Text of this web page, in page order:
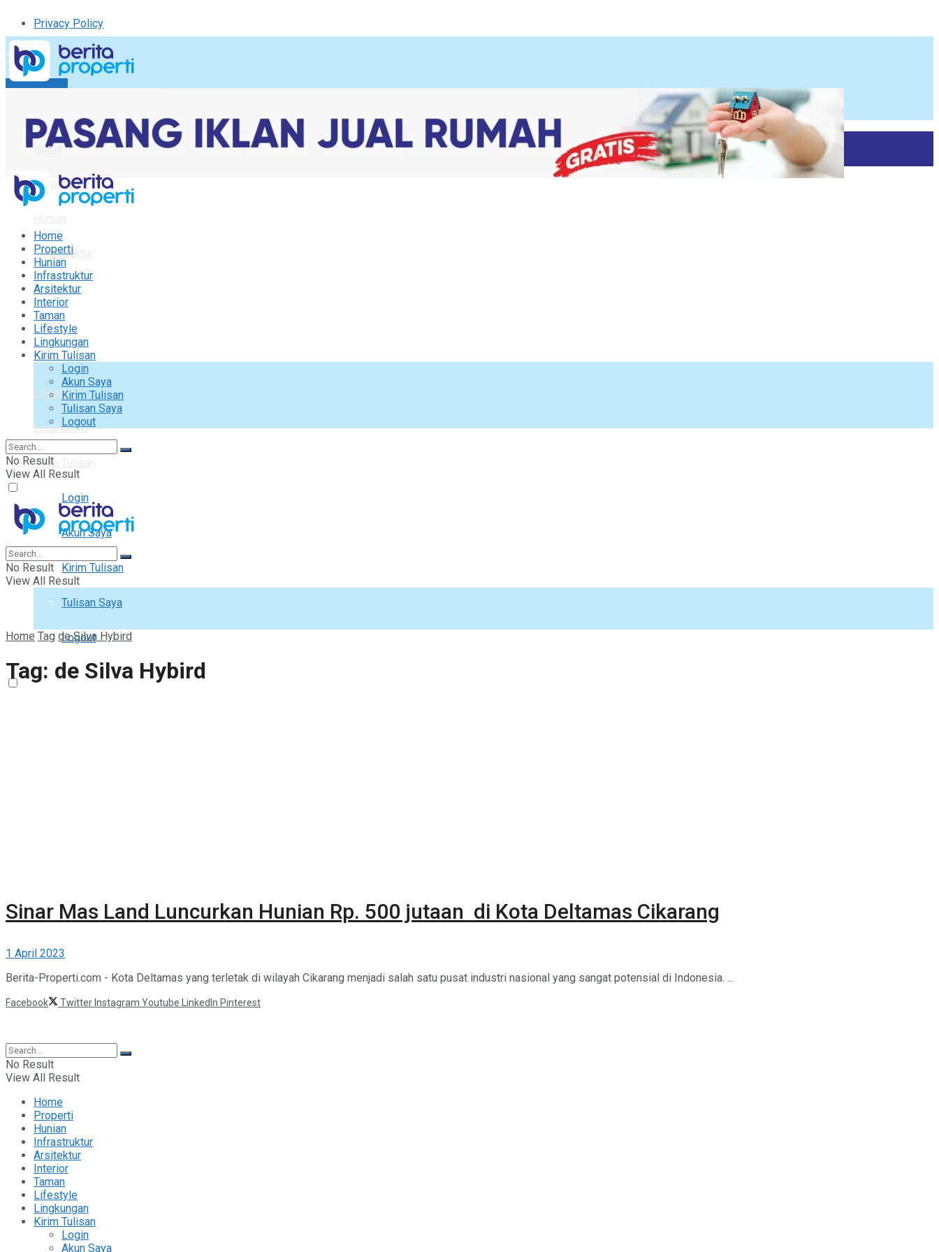
Privacy Policy
Kirim Tulisan
Logout
Home
Properti
Infrastruktur
Arsitektur
Interior
Taman
Lifestyle
Lingkungan
Kirim Tulisan
Login
Akun Saya
Kirim Tulisan
Tulisan Saya
Logout
Home
Properti
Hunian
Infrastruktur
Arsitektur
Interior
Taman
Lifestyle
Lingkungan
Kirim Tulisan
Login
Akun Saya
Kirim Tulisan
Tulisan Saya
Logout
No Result
View All Result
No Result
View All Result
Home Tag de Silva Hybird
Tag: de Silva Hybird
Sinar Mas Land Luncurkan Hunian Rp. 500 jutaan di Kota Deltamas Cikarang
1 April 2023
Berita-Properti.com - Kota Deltamas yang terletak di wilayah Cikarang menjadi salah satu pusat industri nasional yang sangat potensial di Indonesia. ...
Facebook Twitter Instagram Youtube LinkedIn Pinterest
No Result
View All Result
Home
Properti
Hunian
Infrastruktur
Arsitektur
Interior
Taman
Lifestyle
Lingkungan
Kirim Tulisan
Login
Akun Saya